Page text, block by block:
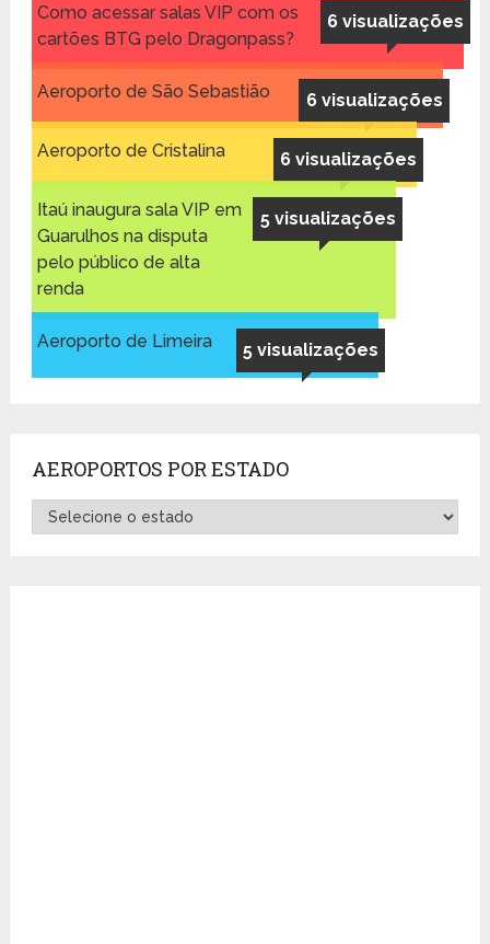
6 visualizações
Como acessar salas VIP com os
cartões BTG pelo Dragonpass?
6 visualizações
Aeroporto de São Sebastião
6 visualizações
Aeroporto de Cristalina
5 visualizações
Itaú inaugura sala VIP em
Guarulhos na disputa
pelo público de alta
renda
5 visualizações
Aeroporto de Limeira
AEROPORTOS POR ESTADO
Aeroportos
por